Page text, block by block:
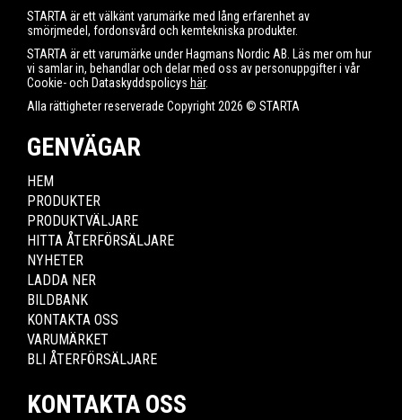
STARTA är ett välkänt varumärke med lång erfarenhet av
smörjmedel, fordonsvård och kemtekniska produkter.
STARTA är ett varumärke under Hagmans Nordic AB. Läs mer om hur
vi samlar in, behandlar och delar med oss av personuppgifter i vår
Cookie- och Dataskyddspolicys här.
Alla rättigheter reserverade Copyright 2026 © STARTA
GENVÄGAR
HEM
PRODUKTER
PRODUKTVÄLJARE
HITTA ÅTERFÖRSÄLJARE
NYHETER
LADDA NER
BILDBANK
KONTAKTA OSS
VARUMÄRKET
BLI ÅTERFÖRSÄLJARE
KONTAKTA OSS